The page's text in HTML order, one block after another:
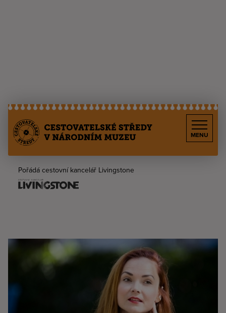
MENU
Pořádá cestovní kancelář Livingstone